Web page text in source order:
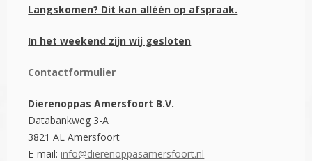
Langskomen? Dit kan alléén op afspraak.
In het weekend zijn wij gesloten
Contactformulier
Dierenoppas Amersfoort B.V.
Databankweg 3-A
3821 AL Amersfoort
E-mail:info@dierenoppasamersfoort.nl